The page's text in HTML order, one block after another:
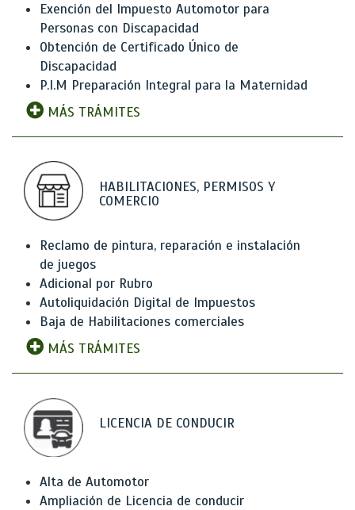
Exención del Impuesto Automotor para
Personas con Discapacidad
Obtención de Certificado Único de
Discapacidad
P.I.M Preparación Integral para la Maternidad
MÁS TRÁMITES
HABILITACIONES, PERMISOS Y
COMERCIO
Reclamo de pintura, reparación e instalación
de juegos
Adicional por Rubro
Autoliquidación Digital de Impuestos
Baja de Habilitaciones comerciales
MÁS TRÁMITES
LICENCIA DE CONDUCIR
Alta de Automotor
Ampliación de Licencia de conducir